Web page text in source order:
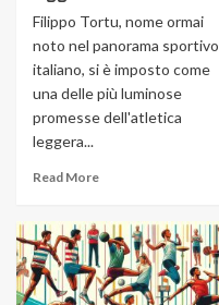
Filippo Tortu, nome ormai
noto nel panorama sportivo
italiano, si è imposto come
una delle più luminose
promesse dell'atletica
leggera...
Read More